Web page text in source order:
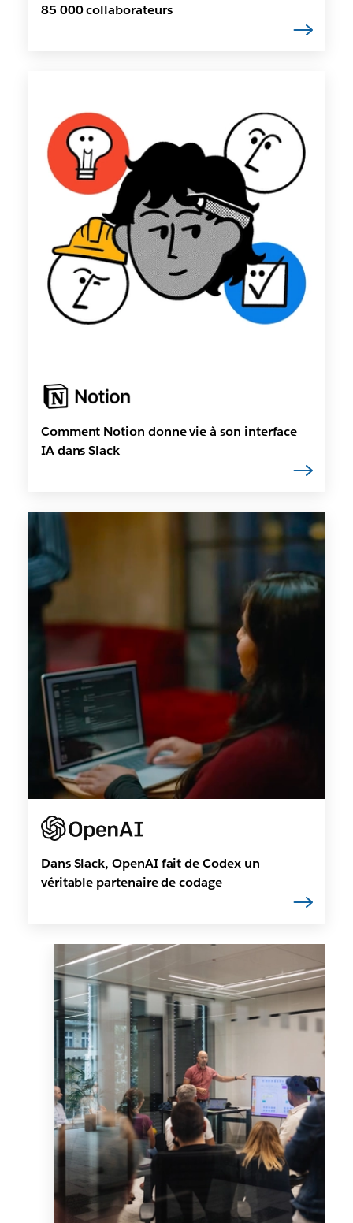
85 000 collaborateurs
Comment Notion donne vie à son interface
IA dans Slack
Dans Slack, OpenAI fait de Codex un
véritable partenaire de codage